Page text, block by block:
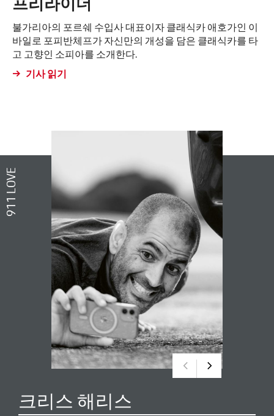
불가리아의 포르쉐 수입사 대표이자 클래식카 애호가인 이
바일로 포피반체프가 자신만의 개성을 담은 클래식카를 타
고 고향인 소피아를 소개한다.
기사 읽기
911 LOVE
크리스 해리스